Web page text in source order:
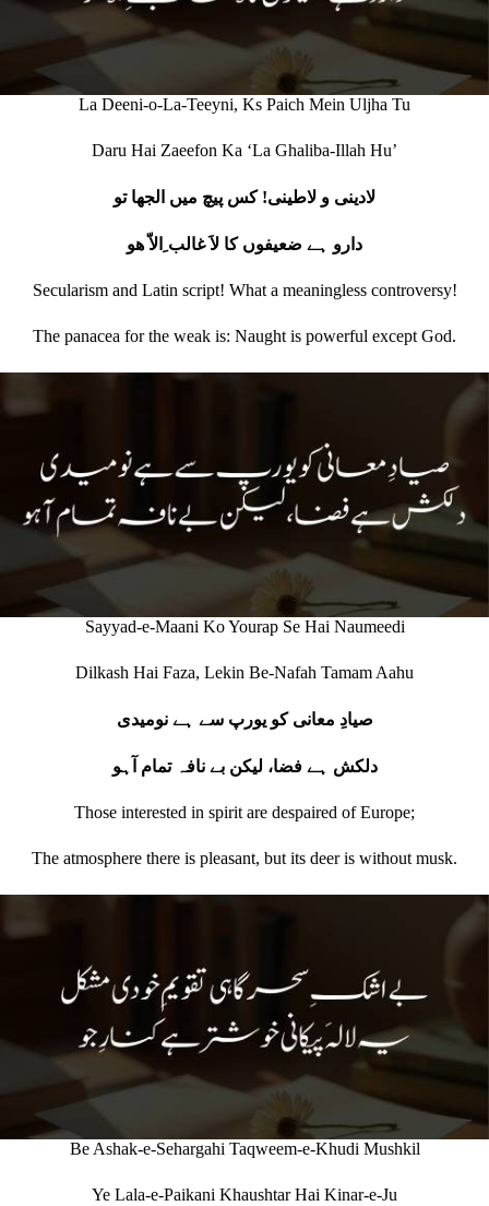
La Deeni-o-La-Teeyni, Ks Paich Mein Uljha Tu
Daru Hai Zaeefon Ka ‘La Ghaliba-Illah Hu’
لادینی و لاطینی! کس پیچ میں الجھا تو
دارو ہے ضعیفوں کا لاَ غالب ِالاّ ھو
Secularism and Latin script! What a meaningless controversy!
The panacea for the weak is: Naught is powerful except God.
Sayyad-e-Maani Ko Yourap Se Hai Naumeedi
Dilkash Hai Faza, Lekin Be-Nafah Tamam Aahu
صیادِ معانی کو یورپ سے ہے نومیدی
دلکش ہے فضا، لیکن بے نافہ تمام آہو
Those interested in spirit are despaired of Europe;
The atmosphere there is pleasant, but its deer is without musk.
Be Ashak-e-Sehargahi Taqweem-e-Khudi Mushkil
Ye Lala-e-Paikani Khaushtar Hai Kinar-e-Ju